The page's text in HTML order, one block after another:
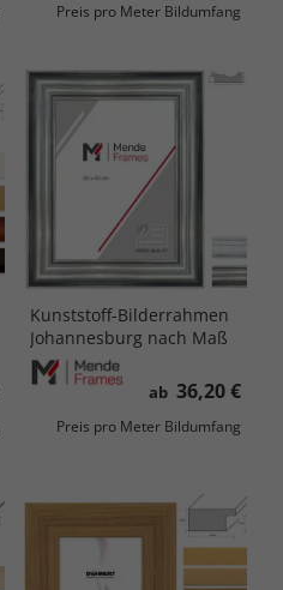
Preis pro Meter Bildumfang
Kunststoff-Bilderrahmen
Johannesburg nach Maß
ab 36,20 €
Preis pro Meter Bildumfang